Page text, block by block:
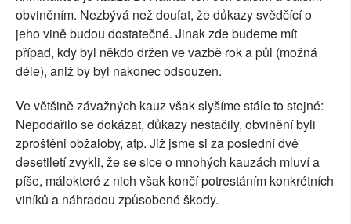
obviněním. Nezbývá než doufat, že důkazy svědčící o
jeho vině budou dostatečné. Jinak zde budeme mít
případ, kdy byl někdo držen ve vazbě rok a půl (možná
déle), aniž by byl nakonec odsouzen.
Ve většině závažných kauz však slyšíme stále to stejné:
Nepodařilo se dokázat, důkazy nestačily, obvinění byli
zproštěni obžaloby, atp. Již jsme si za poslední dvě
desetiletí zvykli, že se sice o mnohých kauzách mluví a
píše, málokteré z nich však končí potrestáním konkrétních
viníků a náhradou způsobené škody.